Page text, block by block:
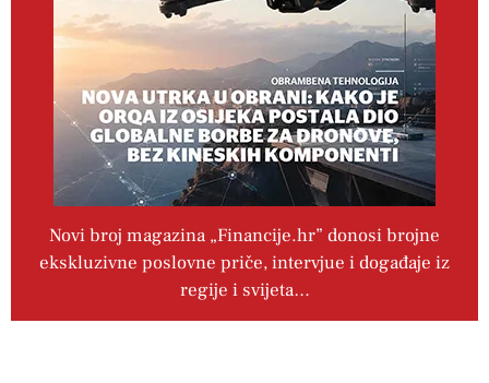
Novi broj magazina „Financije.hr” donosi brojne
ekskluzivne poslovne priče, intervjue i događaje iz
regije i svijeta…